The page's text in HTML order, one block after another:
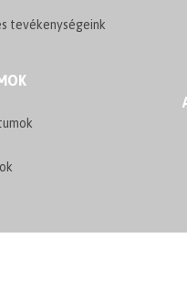
tevékenységeink